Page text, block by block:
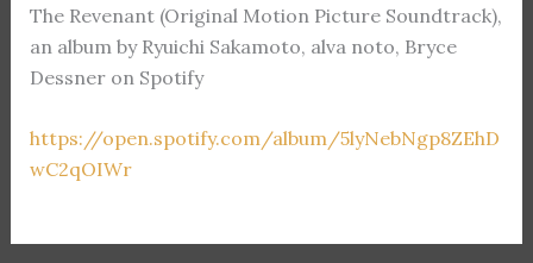
The Revenant (Original Motion Picture Soundtrack),
an album by Ryuichi Sakamoto, alva noto, Bryce
Dessner on Spotify
https://open.spotify.com/album/5lyNebNgp8ZEhD
wC2qOIWr